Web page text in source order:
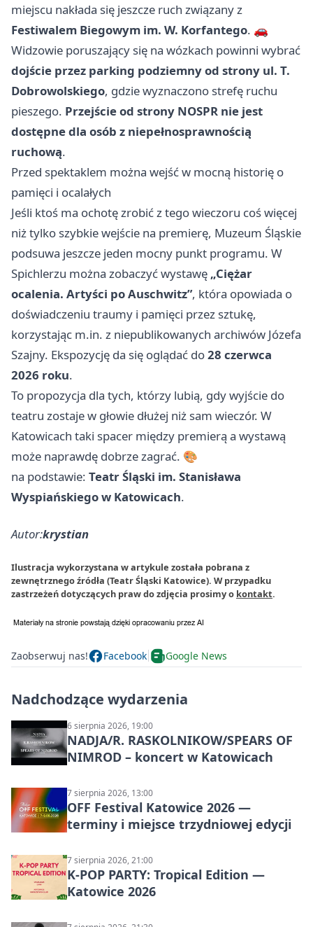
miejscu nakłada się jeszcze ruch związany z
Festiwalem Biegowym im. W. Korfantego. 🚗
Widzowie poruszający się na wózkach powinni wybrać
dojście przez parking podziemny od strony ul. T.
Dobrowolskiego, gdzie wyznaczono strefę ruchu
pieszego. Przejście od strony NOSPR nie jest
dostępne dla osób z niepełnosprawnością
ruchową.
Przed spektaklem można wejść w mocną historię o
pamięci i ocalałych
Jeśli ktoś ma ochotę zrobić z tego wieczoru coś więcej
niż tylko szybkie wejście na premierę, Muzeum Śląskie
podsuwa jeszcze jeden mocny punkt programu. W
Spichlerzu można zobaczyć wystawę „Ciężar
ocalenia. Artyści po Auschwitz”, która opowiada o
doświadczeniu traumy i pamięci przez sztukę,
korzystając m.in. z niepublikowanych archiwów Józefa
Szajny. Ekspozycję da się oglądać do28 czerwca
2026 roku.
To propozycja dla tych, którzy lubią, gdy wyjście do
teatru zostaje w głowie dłużej niż sam wieczór. W
Katowicach taki spacer między premierą a wystawą
może naprawdę dobrze zagrać. 🎨
na podstawie: Teatr Śląski im. Stanisława
Wyspiańskiego w Katowicach.
Autor:krystian
Ilustracja wykorzystana w artykule została pobrana z
zewnętrznego źródła (Teatr Śląski Katowice). W przypadku
zastrzeżeń dotyczących praw do zdjęcia prosimy o kontakt.
Zaobserwuj nas! Facebook Google News
Nadchodzące wydarzenia
6 sierpnia 2026, 19:00
NADJA/R. RASKOLNIKOW/SPEARS OF
NIMROD – koncert w Katowicach
7 sierpnia 2026, 13:00
OFF Festival Katowice 2026 —
terminy i miejsce trzydniowej edycji
7 sierpnia 2026, 21:00
K-POP PARTY: Tropical Edition —
Katowice 2026